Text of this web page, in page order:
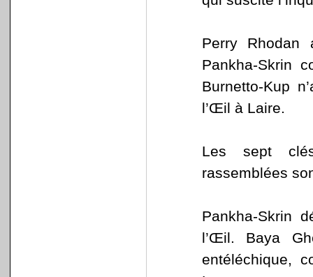
Perry
Pankha-Skrin
Burnetto-Kup
l’Œil à Laire.
Les sept
rassemblées
Pankha-Skrin
l’Œil. Baya
entéléchique,